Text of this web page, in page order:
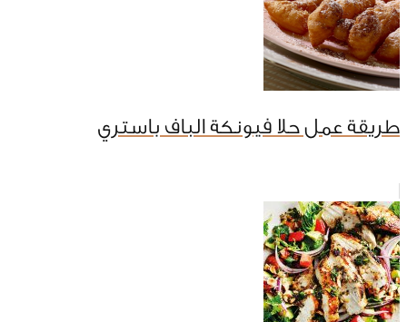
طريقة عمل حلا فيونكة الباف باستري